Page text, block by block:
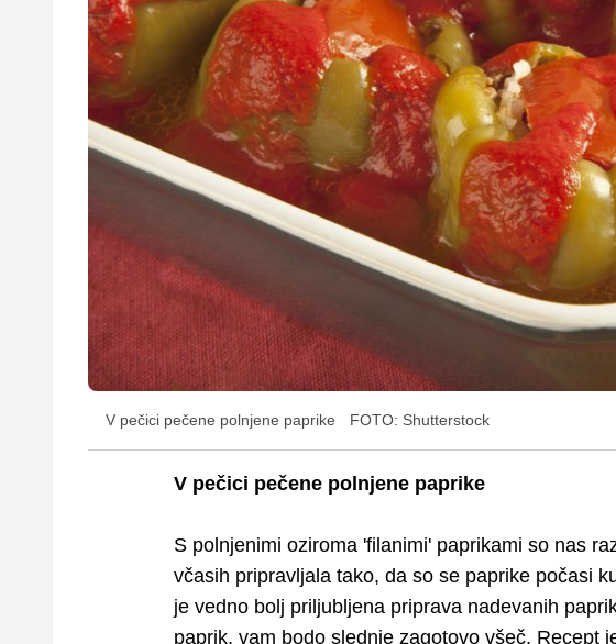
V pečici pečene polnjene paprike FOTO: Shutterstock
V pečici pečene polnjene paprike
S polnjenimi oziroma 'filanimi' paprikami so nas
včasih pripravljala tako, da so se paprike počasi
je vedno bolj priljubljena priprava nadevanih
paprik, vam bodo slednje zagotovo všeč. Recept